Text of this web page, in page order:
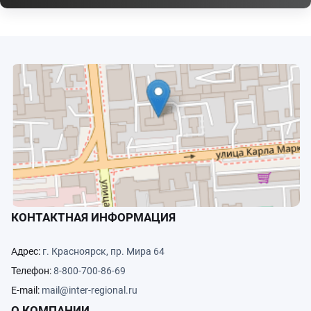
КОНТАКТНАЯ ИНФОРМАЦИЯ
Адрес: г. Красноярск, пр. Мира 64
Телефон:8-800-700-86-69
E-mail: mail@inter-regional.ru